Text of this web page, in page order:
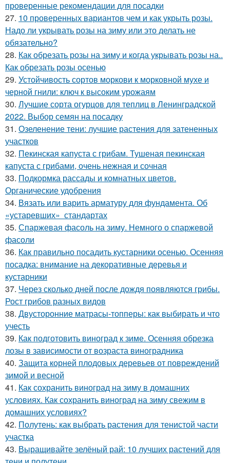
проверенные рекомендации для посадки
27. 10 проверенных вариантов чем и как укрыть розы.
Надо ли укрывать розы на зиму или это делать не
обязательно?
28. Как обрезать розы на зиму и когда укрывать розы на..
Как обрезать розы осенью
29. Устойчивость сортов моркови к морковной мухе и
черной гнили: ключ к высоким урожаям
30. Лучшие сорта огурцов для теплиц в Ленинградской
2022. Выбор семян на посадку
31. Озеленение тени: лучшие растения для затененных
участков
32. Пекинская капуста с грибам. Тушеная пекинская
капуста с грибами, очень нежная и сочная
33. Подкормка рассады и комнатных цветов.
Органические удобрения
34. Вязать или варить арматуру для фундамента. Об
«устаревших» стандартах
35. Спаржевая фасоль на зиму. Немного о спаржевой
фасоли
36. Как правильно посадить кустарники осенью. Осенняя
посадка: внимание на декоративные деревья и
кустарники
37. Через сколько дней после дождя появляются грибы.
Рост грибов разных видов
38. Двусторонние матрасы-топперы: как выбирать и что
учесть
39. Как подготовить виноград к зиме. Осенняя обрезка
лозы в зависимости от возраста виноградника
40. Защита корней плодовых деревьев от повреждений
зимой и весной
41. Как сохранить виноград на зиму в домашних
условиях. Как сохранить виноград на зиму свежим в
домашних условиях?
42. Полутень: как выбрать растения для тенистой части
участка
43. Выращивайте зелёный рай: 10 лучших растений для